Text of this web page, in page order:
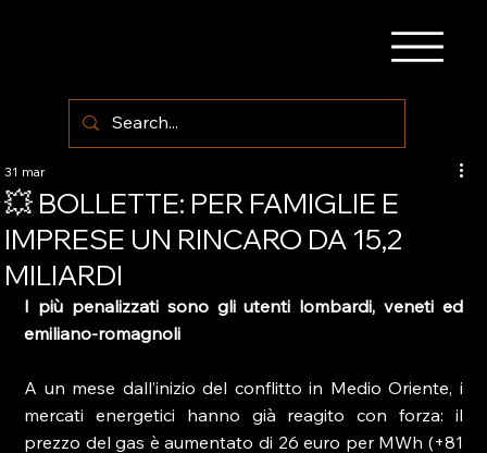
💥 BOLLETTE: PER FAMIGLIE E
IMPRESE UN RINCARO DA 15,2
MILIARDI
31 mar
I più penalizzati sono gli utenti lombardi, veneti ed
emiliano-romagnoli
A un mese dall’inizio del conflitto in Medio Oriente, i
mercati energetici hanno già reagito con forza: il
prezzo del gas è aumentato di 26 euro per MWh (+81